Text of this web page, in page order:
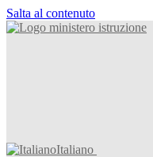
Salta al contenuto
Italiano